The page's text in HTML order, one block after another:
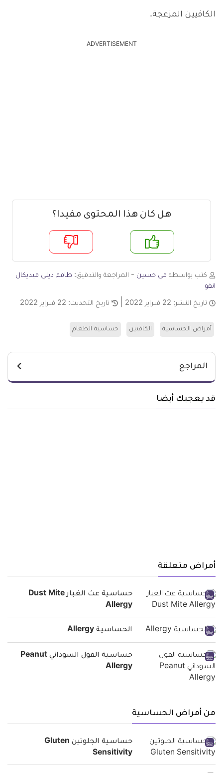
الكافيين المزعجة.
ADVERTISEMENT
هل كان هذا المحتوى مفيدا؟
لا
كتب بواسطة مي حسين - المراجعة والتدقيق: طاقم ديلي ميديكال
انفو
تاريخ النشر: 22 فبراير 2022 تاريخ التحديث: 22 فبراير 2022
أمراض الحساسية الكافيين حساسية الطعام
المراجع
قد يعجبك أيضا
أمراض متعلقة
حساسية عث الغبار Dust Mite
Allergy
الحساسية Allergy
حساسية الفول السوداني Peanut
Allergy
من أمراض الحساسية
حساسية الجلوتين Gluten
Sensitivity